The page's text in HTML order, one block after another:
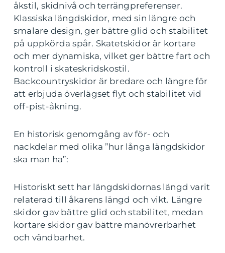
åkstil, skidnivå och terrängpreferenser.
Klassiska längdskidor, med sin längre och
smalare design, ger bättre glid och stabilitet
på uppkörda spår. Skatetskidor är kortare
och mer dynamiska, vilket ger bättre fart och
kontroll i skateskridskostil.
Backcountryskidor är bredare och längre för
att erbjuda överlägset flyt och stabilitet vid
off-pist-åkning.
En historisk genomgång av för- och
nackdelar med olika ”hur långa längdskidor
ska man ha”:
Historiskt sett har längdskidornas längd varit
relaterad till åkarens längd och vikt. Längre
skidor gav bättre glid och stabilitet, medan
kortare skidor gav bättre manövrerbarhet
och vändbarhet.